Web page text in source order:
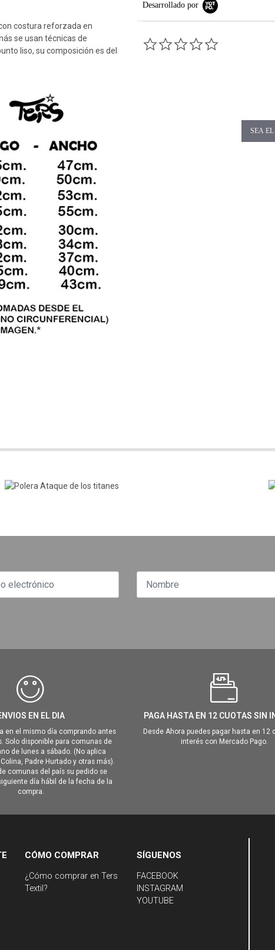
costura reforzada en
se usan técnicas de
liso, su composición es del
Desarrollado por
SEA
EN EL DIA
en el mismo día comprando antes
Solo disponible para comunas de
de lunes a sábado. (No aplica
Padre Hurtado y otras más).
comunas del país su pedido se
día hábil de la fecha de la
compra.
PAGA HASTA EN 12 CUOTAS SIN
Desde Ahora puedes pagar hasta en 12
interés con Mercado Pago.
CÓMO COMPRAR
¿Cómo comprar en Ters
Textil?
SÍGUENOS
FACEBOOK
INSTAGRAM
YOUTUBE